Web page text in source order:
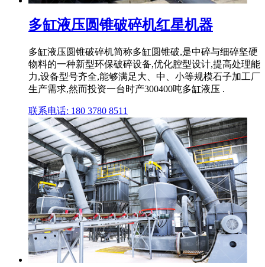
多缸液压圆锥破碎机红星机器
多缸液压圆锥破碎机简称多缸圆锥破,是中碎与细碎坚硬
物料的一种新型环保破碎设备,优化腔型设计,提高处理能
力,设备型号齐全,能够满足大、中、小等规模石子加工厂
生产需求,然而投资一台时产300400吨多缸液压 .
联系电话: 180 3780 8511